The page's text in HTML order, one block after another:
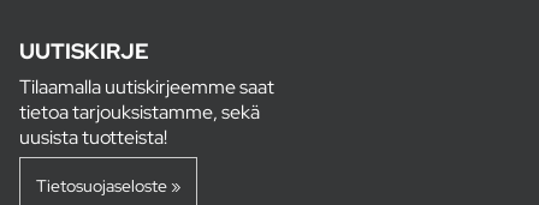
UUTISKIRJE
Tilaamalla uutiskirjeemme saat
tietoa tarjouksistamme, sekä
uusista tuotteista!
Tietosuojaseloste »